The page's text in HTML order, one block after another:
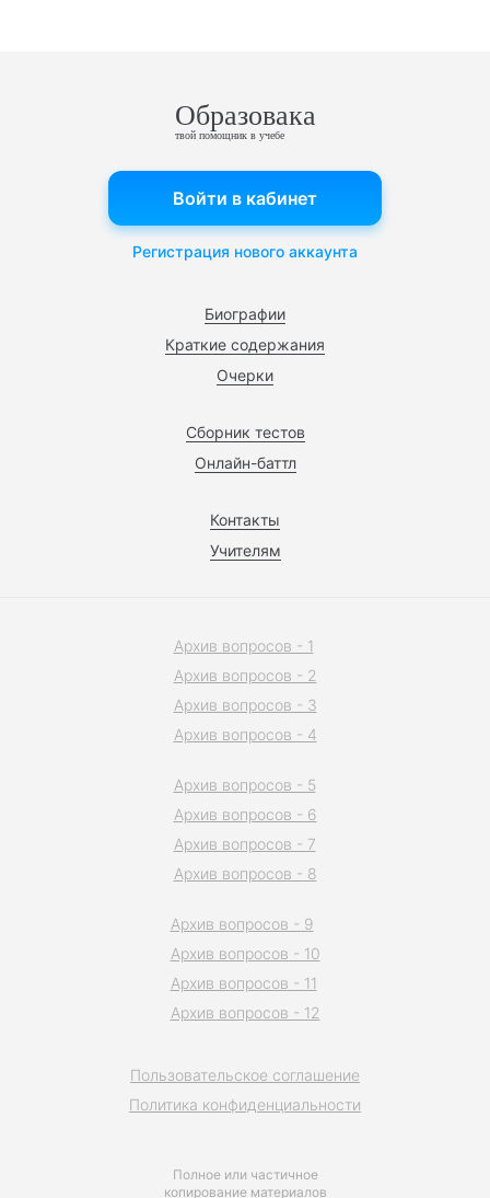
Образовака
твой помощник в учебе
Биографии
Краткие содержания
Очерки
Сборник тестов
Онлайн-баттл
Контакты
Учителям
Войти в кабинет
Регистрация нового аккаунта
Полное или частичное
копирование материалов
Пользовательское соглашение
Политика конфиденциальности
Архив вопросов - 1
Архив вопросов - 2
Архив вопросов - 3
Архив вопросов - 4
Архив вопросов - 5
Архив вопросов - 6
Архив вопросов - 7
Архив вопросов - 8
Архив вопросов - 9
Архив вопросов - 10
Архив вопросов - 11
Архив вопросов - 12